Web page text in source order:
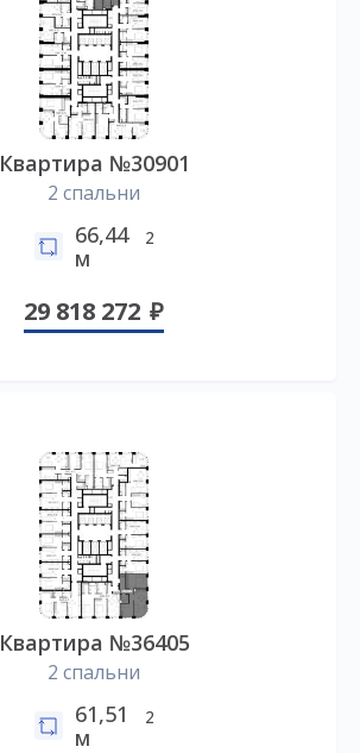
Квартира №30901
2 спальни
66,44
м
2
29 818 272
Квартира №36405
2 спальни
61,51
м
2